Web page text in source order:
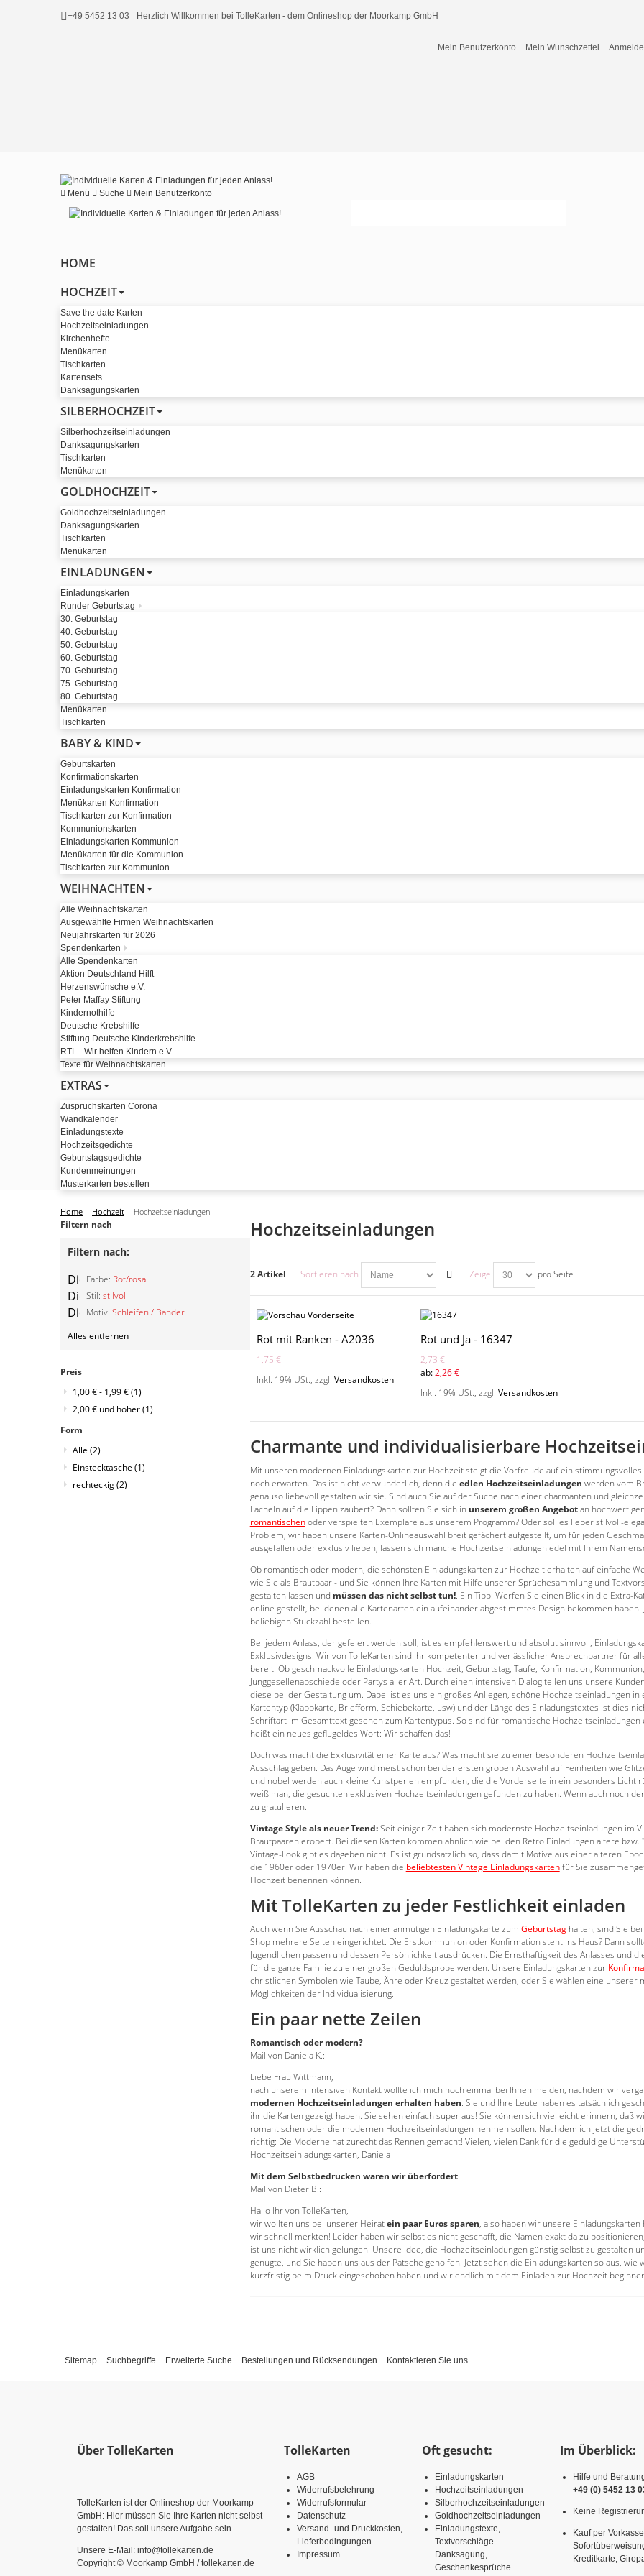
+49 5452 13 03 Herzlich Willkommen bei TolleKarten - dem Onlineshop der Moorkamp GmbH
Mein Benutzerkonto Mein Wunschzettel
Menü Suche Mein Benutzerkonto
HOME
HOCHZEIT
Save the date Karten
Hochzeitseinladungen
Kirchenhefte
Menükarten
Tischkarten
Kartensets
Danksagungskarten
SILBERHOCHZEIT
Silberhochzeitseinladungen
Danksagungskarten
Tischkarten
Menükarten
GOLDHOCHZEIT
Goldhochzeitseinladungen
Danksagungskarten
Tischkarten
Menükarten
EINLADUNGEN
Einladungskarten
Runder Geburtstag
30. Geburtstag
40. Geburtstag
50. Geburtstag
60. Geburtstag
70. Geburtstag
75. Geburtstag
80. Geburtstag
Menükarten
Tischkarten
BABY & KIND
Geburtskarten
Konfirmationskarten
Einladungskarten Konfirmation
Menükarten Konfirmation
Tischkarten zur Konfirmation
Kommunionskarten
Einladungskarten Kommunion
Menükarten für die Kommunion
Tischkarten zur Kommunion
WEIHNACHTEN
Alle Weihnachtskarten
Ausgewählte Firmen Weihnachtskarten
Neujahrskarten für 2026
Spendenkarten
Alle Spendenkarten
Aktion Deutschland Hilft
Herzenswünsche e.V.
Peter Maffay Stiftung
Kindernothilfe
Deutsche Krebshilfe
Stiftung Deutsche Kinderkrebshilfe
RTL - Wir helfen Kindern e.V.
Texte für Weihnachtskarten
EXTRAS
Zuspruchskarten Corona
Wandkalender
Einladungstexte
Hochzeitsgedichte
Geburtstagsgedichte
Kundenmeinungen
Musterkarten bestellen
Home Hochzeit Hochzeitseinladungen
Hochzeitseinladungen
2 Artikel Sortieren nach Zeige pro Seite
Rot mit Ranken - A2036
1,75 €
Inkl. 19% USt., zzgl. Versandkosten
Rot und Ja - 16347
2,73 €
ab:2,26 €
Inkl. 19% USt., zzgl. Versandkosten
Charmante und individualisierbare
Mit unseren modernen Einladungskarten zur Hochzeit steigt die Vorfreude auf ein
noch erwarten. Das ist nicht verwunderlich, denn die edlen Hochzeitseinladungen werden vom
genauso liebevoll gestalten wir sie. Sind auch Sie auf der Suche nach einer charmanten und
Lächeln auf die Lippen zaubert? Dann sollten Sie sich in unserem großen Angebotan
romantischenoder verspielten Exemplare aus unserem Programm? Oder soll es lieber stilvoll-
Problem, wir haben unsere Karten-Onlineauswahl breit gefächert aufgestellt, um für jeden
ausgefallen oder exklusiv lieben, lassen sich manche Hochzeitseinladungen edel mit Ihrem
Ob romantisch oder modern, die schönsten Einladungskarten zur Hochzeit erhalten auf einfache
wie Sie als Brautpaar - und Sie können Ihre Karten mit Hilfe unserer Sprüchesammlung und
gestalten lassen und müssen das nicht selbst tun!. Ein Tipp: Werfen Sie einen Blick in die Extra-
online gestellt, bei denen alle Kartenarten ein aufeinander abgestimmtes Design bekommen
beliebigen Stückzahl bestellen.
Bei jedem Anlass, der gefeiert werden soll, ist es empfehlenswert und absolut sinnvoll,
Exklusivdesigns: Wir von TolleKarten sind Ihr kompetenter und verlässlicher Ansprechpartner für
bereit: Ob geschmackvolle Einladungskarten Hochzeit, Geburtstag, Taufe, Konfirmation,
Junggesellenabschiede oder Partys aller Art. Durch einen intensiven Dialog teilen uns unsere
diese bei der Gestaltung um. Dabei ist es uns ein großes Anliegen, schöne Hochzeitseinladungen
Kartentyp (Klappkarte, Briefform, Schiebekarte, usw) und der Länge des Einladungstextes ist dies
Schriftart im Gesamttext gesehen zum Kartentypus. So sind für romantische
heißt ein neues geflügeldes Wort: Wir schaffen das!
Doch was macht die Exklusivität einer Karte aus? Was macht sie zu einer besonderen
Ausschlag geben. Das Auge wird meist schon bei der ersten groben Auswahl auf Feinheiten wie
und nobel werden auch kleine Kunstperlen empfunden, die die Vorderseite in ein besonders Licht
weiß man, die gesuchten exklusiven Hochzeitseinladungen gefunden zu haben. Wenn auch noch
zu gratulieren.
Vintage Style als neuer Trend:Seit einiger Zeit haben sich modernste Hochzeitseinladungen im
Brautpaaren erobert. Bei diesen Karten kommen ähnlich wie bei den Retro Einladungen ältere
Vintage-Look gibt es dageben nicht. Es ist grundsätzlich so, dass damit Motive aus einer älteren
die 1960er oder 1970er. Wir haben die beliebtesten Vintage Einladungskartenfür Sie
Hochzeit benennen können.
Mit TolleKarten zu jeder Festlichkeit einladen
Auch wenn Sie Ausschau nach einer anmutigen Einladungskarte zum Geburtstaghalten, sind Sie
Shop mehrere Seiten eingerichtet. Die Erstkommunion oder Konfirmation steht ins Haus? Dann
Jugendlichen passen und dessen Persönlichkeit ausdrücken. Die Ernsthaftigkeit des Anlasses und
für die ganze Familie zu einer großen Geduldsprobe werden. Unsere Einladungskarten zur
christlichen Symbolen wie Taube, Ähre oder Kreuz gestaltet werden, oder Sie wählen eine
Möglichkeiten der Individualisierung.
Ein paar nette Zeilen
Romantisch oder modern?
Mail von Daniela K.:
Liebe Frau Wittmann,
nach unserem intensiven Kontakt wollte ich mich noch einmal bei Ihnen melden, nachdem wir
modernen Hochzeitseinladungen erhalten haben. Sie und Ihre Leute haben es tatsächlich
ihr die Karten gezeigt haben. Sie sehen einfach super aus! Sie können sich vielleicht erinnern, daß
romantischen oder die modernen Hochzeitseinladungen nehmen sollen. Nachdem ich jetzt die
richtig: Die Moderne hat zurecht das Rennen gemacht! Vielen, vielen Dank für die geduldige
Hochzeitseinladungskarten, Daniela
Mit dem Selbstbedrucken waren wir überfordert
Mail von Dieter B.:
Hallo Ihr von TolleKarten,
wir wollten uns bei unserer Heiratein paar Euros sparen, also haben wir unsere
wir schnell merkten! Leider haben wir selbst es nicht geschafft, die Namen exakt da zu
ist uns nicht wirklich gelungen. Unsere Idee, die Hochzeitseinladungen günstig selbst zu gestalten
genügte, und Sie haben uns aus der Patsche geholfen. Jetzt sehen die Einladungskarten so aus,
kurzfristig beim Druck eingeschoben haben und wir endlich mit dem Einladen zur Hochzeit
Filtern nach
Filtern nach:
Farbe: Rot/rosa
Diesen
Artikel
entfernen
Stil: stilvoll
Diesen
Artikel
entfernen
Motiv: Schleifen / Bänder
Diesen
entfernen
Alles entfernen
Preis
1,00 €- 1,99 €(1)
2,00 € und höher(1)
Form
Alle (2)
Einstecktasche (1)
rechteckig(2)
Sitemap Suchbegriffe Erweiterte Suche Bestellungen und Rücksendungen Kontaktieren Sie uns
Über TolleKarten
TolleKarten ist der Onlineshop der Moorkamp
GmbH: Hier müssen Sie Ihre Karten nicht selbst
gestalten! Das soll unsere Aufgabe sein.
Unsere E-Mail: info@tollekarten.de
Copyright © Moorkamp GmbH / tollekarten.de
TolleKarten
AGB
Widerrufsbelehrung
Widerrufsformular
Datenschutz
Versand- und Druckkosten,
Lieferbedingungen
Impressum
Oft gesucht:
Einladungskarten
Hochzeitseinladungen
Silberhochzeitseinladungen
Goldhochzeitseinladungen
Einladungstexte,
Textvorschläge
Danksagung,
Geschenkesprüche
Im Überblick:
Hilfe und
+49 (0) 5452 13
Keine
Kauf per
Kreditkarte,